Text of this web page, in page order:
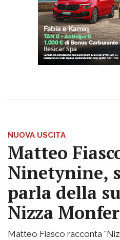
NUOVA USCITA
Matteo
Ninetynine,
parla della
Nizza
Matteo Fiasco racconta